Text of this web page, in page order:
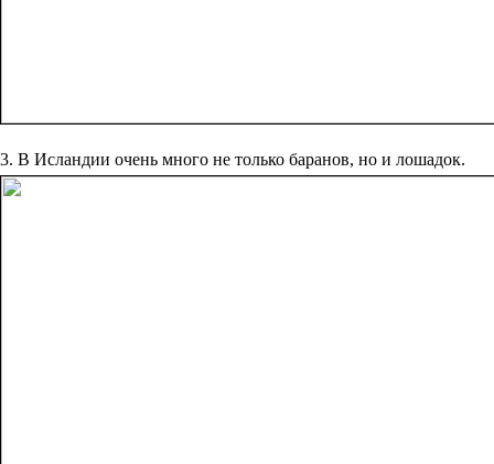
3. В Исландии очень много не только баранов, но и лошадок.